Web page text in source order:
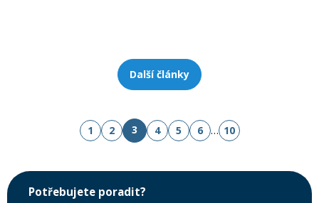
Další články
1 2 3 4 5 6 … 10
Potřebujete poradit?